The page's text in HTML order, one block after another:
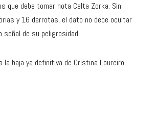
que debe tomar nota Celta Zorka. Sin
y 16 derrotas, el dato no debe ocultar
de su peligrosidad.
baja ya definitiva de Cristina Loureiro,